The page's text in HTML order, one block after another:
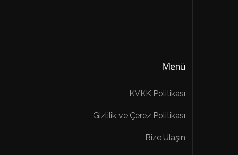
Menü
KVKK Politikası
Gizlilik ve Çerez Politikası
Bize Ulaşın